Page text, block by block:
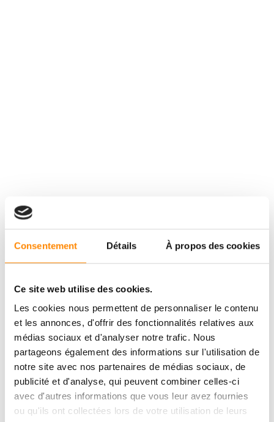
Consentement Détails À propos des cookies
Ce site web utilise des cookies.
Les cookies nous permettent de personnaliser le contenu
et les annonces, d'offrir des fonctionnalités relatives aux
médias sociaux et d'analyser notre trafic. Nous
partageons également des informations sur l'utilisation de
notre site avec nos partenaires de médias sociaux, de
publicité et d'analyse, qui peuvent combiner celles-ci
avec d'autres informations que vous leur avez fournies
ou qu'ils ont collectées lors de votre utilisation de leurs